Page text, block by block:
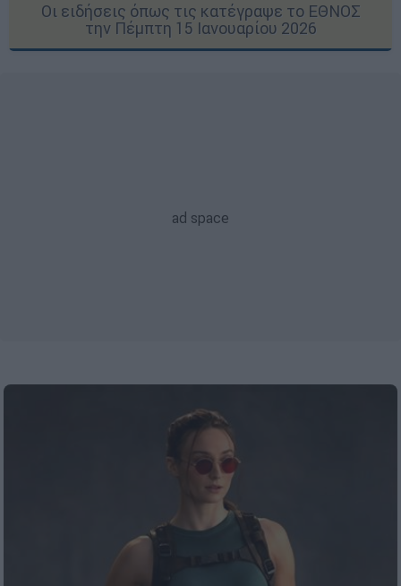
Οι ειδήσεις όπως τις κατέγραψε το ΕΘΝΟΣ
την Πέμπτη 15 Ιανουαρίου 2026